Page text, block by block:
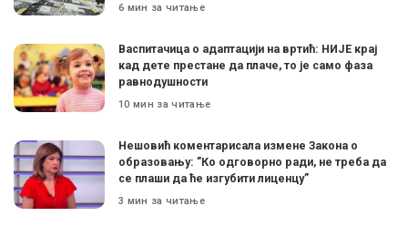
6 мин за читање
Васпитачица о адаптацији на вртић: НИЈЕ крај
кад дете престане да плаче, то је само фаза
равнодушности
10 мин за читање
Нешовић коментарисала измене Закона о
образовању: ”Ко одговорно ради, не треба да
се плаши да ће изгубити лиценцу”
3 мин за читање